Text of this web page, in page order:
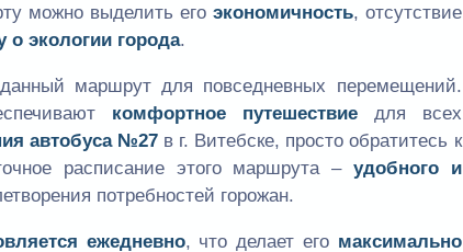
можно выделить его экономичность, отсутствие
о экологии города.
маршрут для повседневных перемещений.
комфортное путешествиедля всех
автобуса №27 в г. Витебске, просто обратитесь к
расписание этого маршрута – удобного и
потребностей горожан.
ежедневно, что делает его максимально